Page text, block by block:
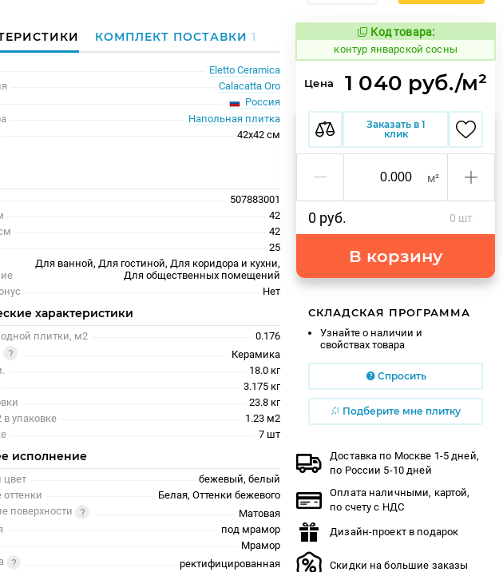
КОМПЛЕКТ ПОСТАВКИ1
Eletto Ceramica
Calacatta Oro
Россия
Напольная плитка
42x42 см
507883001
42
42
25
Для ванной, Для гостиной, Для коридора и кухни,
Для общественных помещений
Нет
характеристики
плитки, м2
0.176
Керамика
18.0 кг
3.175 кг
23.8 кг
упаковке
1.23 м2
7 шт
исполнение
цвет
бежевый, белый
Белая, Оттенки бежевого
поверхности
Матовая
под мрамор
Мрамор
ректифицированная
Код товара:
765347 Код товара:
контур январской сосны
Цена 1 040 руб./м²
Заказать в 1
клик
м²
0 руб. 0 шт
В корзину
СКЛАДСКАЯ ПРОГРАММА
Узнайте о наличии и
свойствах товара
Спросить
Подберите мне плитку
Доставка по Москве 1-5 дней,
по России 5-10 дней
Оплата наличными, картой,
по счету с НДС
Дизайн-проект в подарок
Скидки на большие заказы